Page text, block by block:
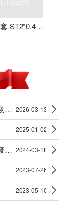
钢丝螺套 ST2*0.4*4 丝套 钢丝牙套 护套 元亨机械
新乡市元亨机械有限公司2025年度固体废物产生信息公示 2026-03-13
2025-01-02
新乡市元亨机械有限公司2023年度固体废物产生信息公示 2024-03-18
2023-07-26
2023-05-10